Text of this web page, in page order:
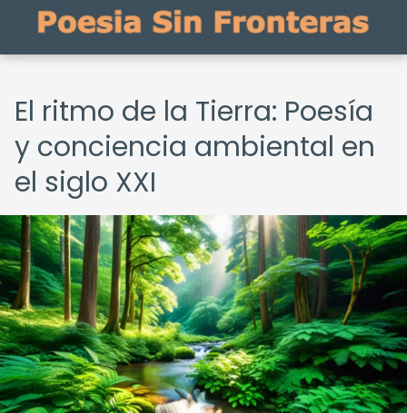
El ritmo de la Tierra: Poesía
y conciencia ambiental en
el siglo XXI